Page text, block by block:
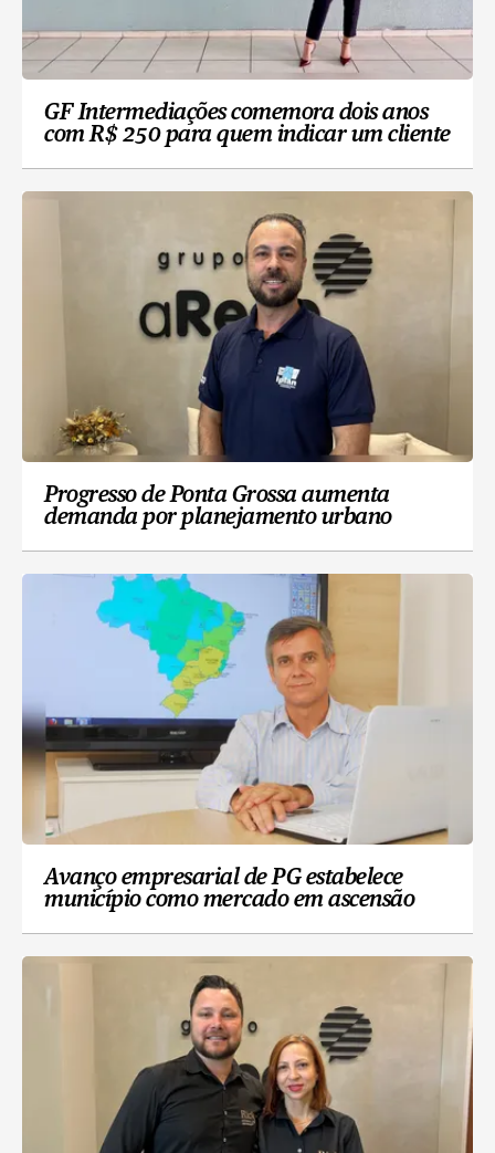
GF Intermediações comemora dois anos
com R$ 250 para quem indicar um cliente
Progresso de Ponta Grossa aumenta
demanda por planejamento urbano
Avanço empresarial de PG estabelece
município como mercado em ascensão